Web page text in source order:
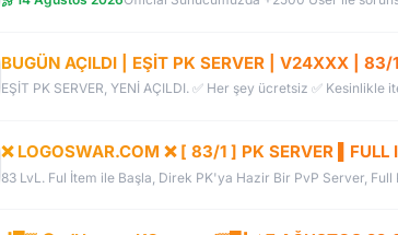
❌ LOGOSWAR.COM ❌ [ 83/1 ] PK SERVER
83 LvL. Ful İtem ile Başla, Direk PK'ya Hazir Bir PvP Server,